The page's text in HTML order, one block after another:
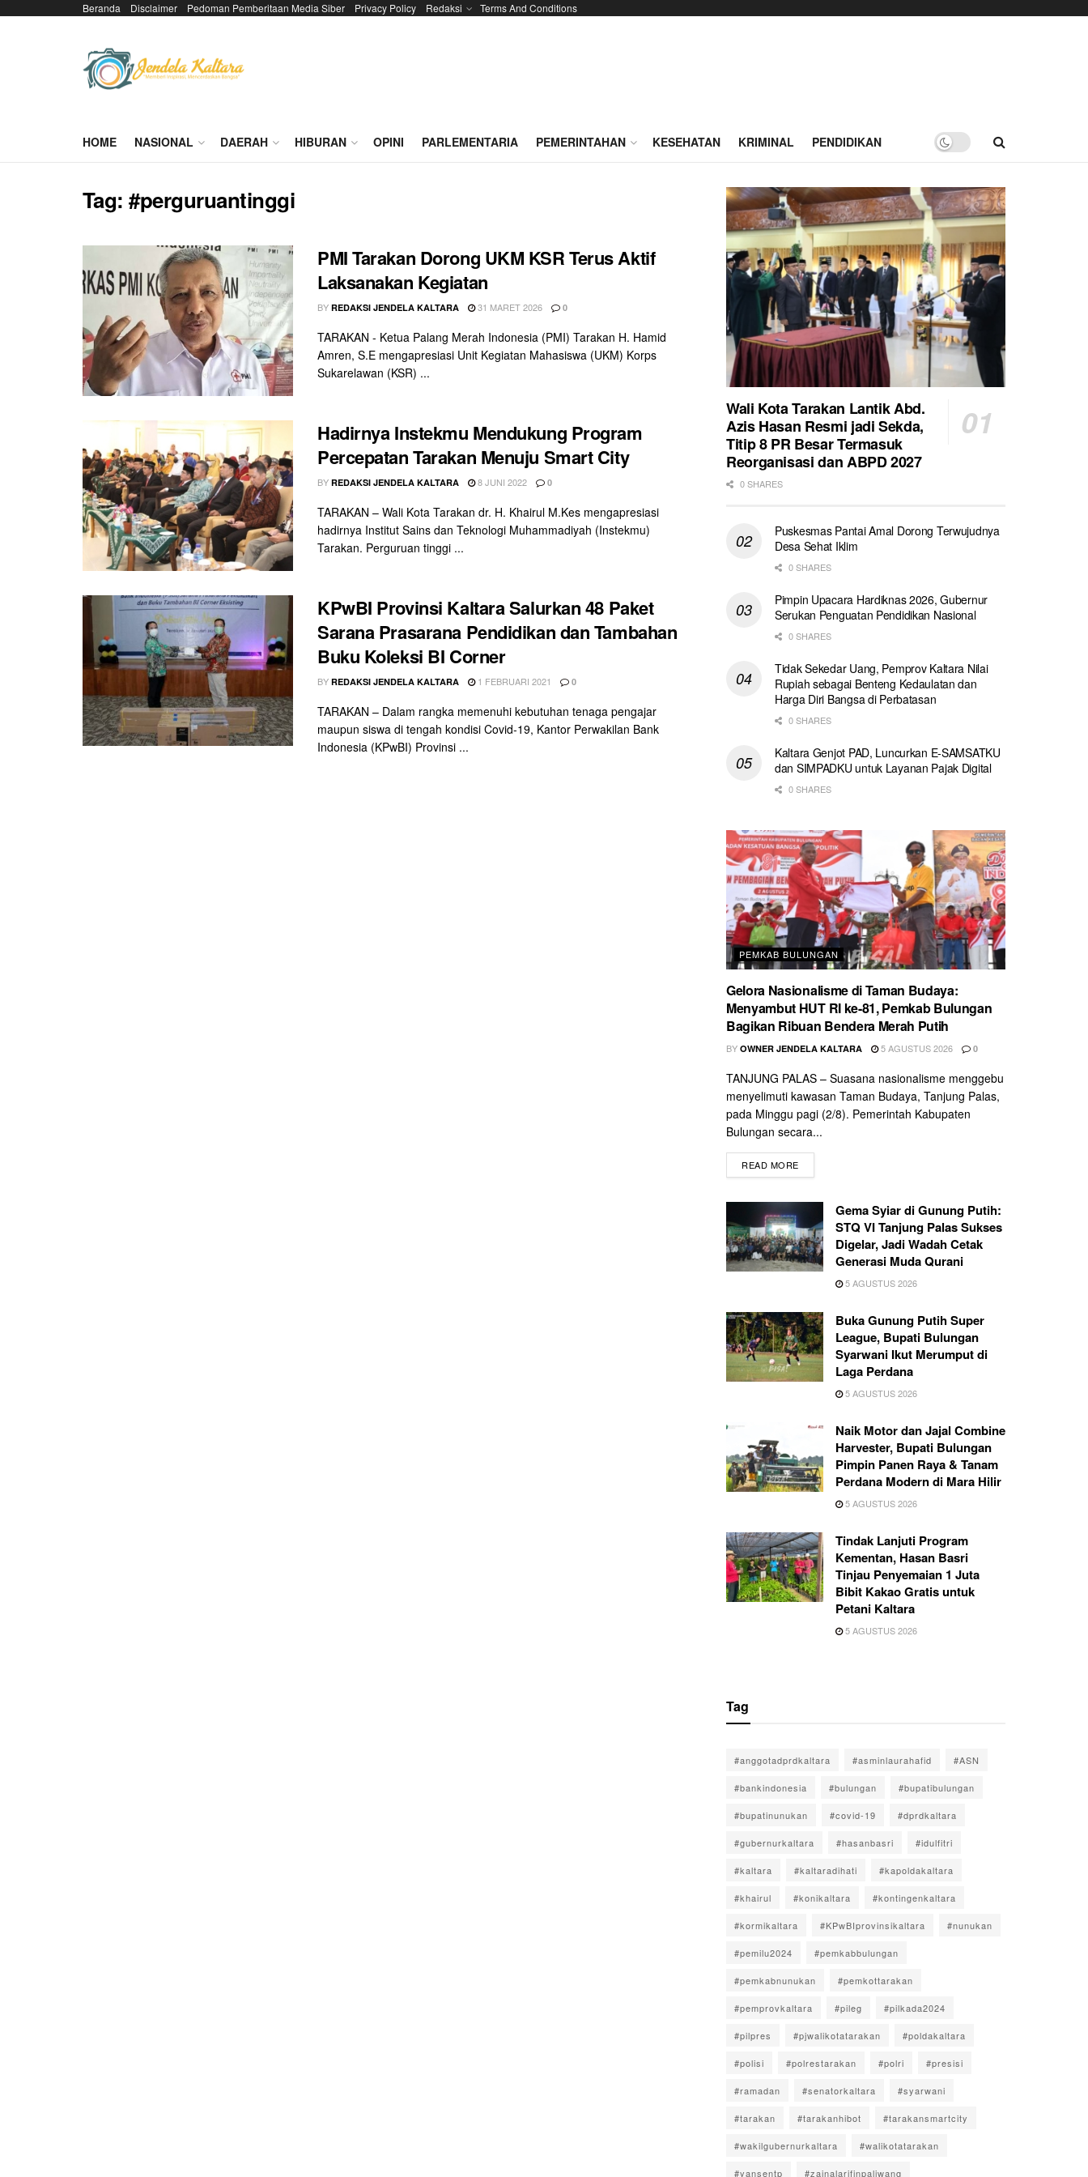
Beranda Disclaimer Pedoman Pemberitaan Media Siber Privacy Policy Redaksi Terms And Conditions
HOME NASIONAL DAERAH HIBURAN OPINI PARLEMENTARIA PEMERINTAHAN KESEHATAN KRIMINAL PENDIDIKAN
Tag:#perguruantinggi
PMI Tarakan Dorong UKM KSR Terus Aktif
Laksanakan Kegiatan
BY REDAKSI JENDELA KALTARA 31 MARET 2026 0
TARAKAN - Ketua Palang Merah Indonesia (PMI) Tarakan H. Hamid
Amren, S.E mengapresiasi Unit Kegiatan Mahasiswa (UKM) Korps
Sukarelawan (KSR) ...
Hadirnya Instekmu Mendukung Program
Percepatan Tarakan Menuju Smart City
BY REDAKSI JENDELA KALTARA 8 JUNI 2022 0
TARAKAN – Wali Kota Tarakan dr. H. Khairul M.Kes mengapresiasi
hadirnya Institut Sains dan Teknologi Muhammadiyah (Instekmu)
Tarakan. Perguruan tinggi ...
KPwBI Provinsi Kaltara Salurkan 48 Paket
Sarana Prasarana Pendidikan dan Tambahan
Buku Koleksi BI Corner
BY REDAKSI JENDELA KALTARA 1 FEBRUARI 2021 0
TARAKAN – Dalam rangka memenuhi kebutuhan tenaga pengajar
maupun siswa di tengah kondisi Covid-19, Kantor Perwakilan Bank
Indonesia (KPwBI) Provinsi ...
Wali Kota Tarakan Lantik Abd.
Azis Hasan Resmi jadi Sekda,
Titip 8 PR Besar Termasuk
Reorganisasi dan ABPD 2027
0 SHARES
Puskesmas Pantai Amal Dorong Terwujudnya
Desa Sehat Iklim
0 SHARES
Pimpin Upacara Hardiknas 2026, Gubernur
Serukan Penguatan Pendidikan Nasional
0 SHARES
Tidak Sekedar Uang, Pemprov Kaltara Nilai
Rupiah sebagai Benteng Kedaulatan dan
Harga Diri Bangsa di Perbatasan
0 SHARES
Kaltara Genjot PAD, Luncurkan E-SAMSATKU
dan SIMPADKU untuk Layanan Pajak Digital
0 SHARES
PEMKAB BULUNGAN
Gelora Nasionalisme di Taman Budaya:
Menyambut HUT RI ke-81, Pemkab Bulungan
Bagikan Ribuan Bendera Merah Putih
BY OWNER JENDELA KALTARA 5 AGUSTUS 2026 0
TANJUNG PALAS – Suasana nasionalisme menggebu
menyelimuti kawasan Taman Budaya, Tanjung Palas,
pada Minggu pagi (2/8). Pemerintah Kabupaten
Bulungan secara...
READ MORE
Gema Syiar di Gunung Putih:
STQ VI Tanjung Palas Sukses
Digelar, Jadi Wadah Cetak
Generasi Muda Qurani
5 AGUSTUS 2026
Buka Gunung Putih Super
League, Bupati Bulungan
Syarwani Ikut Merumput di
Laga Perdana
5 AGUSTUS 2026
Naik Motor dan Jajal Combine
Harvester, Bupati Bulungan
Pimpin Panen Raya & Tanam
Perdana Modern di Mara Hilir
5 AGUSTUS 2026
Tindak Lanjuti Program
Kementan, Hasan Basri
Tinjau Penyemaian 1 Juta
Bibit Kakao Gratis untuk
Petani Kaltara
5 AGUSTUS 2026
Tag
#anggotadprdkaltara #asminlaurahafid #ASN
#bankindonesia #bulungan #bupatibulungan
#bupatinunukan #covid-19 #dprdkaltara
#gubernurkaltara #hasanbasri #idulfitri
#kaltara #kaltaradihati #kapoldakaltara
#khairul #konikaltara #kontingenkaltara
#kormikaltara #KPwBIprovinsikaltara #nunukan
#pemilu2024 #pemkabbulungan
#pemkabnunukan #pemkottarakan
#pemprovkaltara #pileg #pilkada2024
#pilpres #pjwalikotatarakan #poldakaltara
#polisi #polrestarakan #polri #presisi
#ramadan #senatorkaltara #syarwani
#tarakan #tarakanhibot #tarakansmartcity
#wakilgubernurkaltara #walikotatarakan
#yansentp #zainalarifinpaliwang